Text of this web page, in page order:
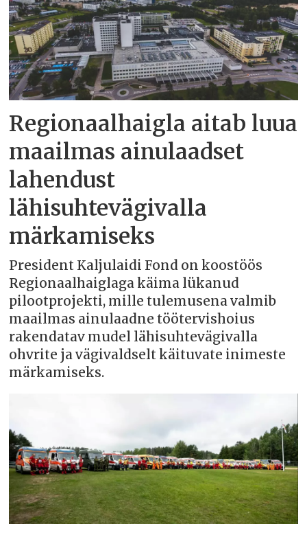
Regionaalhaigla aitab luua
maailmas ainulaadset
lahendust
lähisuhtevägivalla
märkamiseks
President Kaljulaidi Fond on koostöös
Regionaalhaiglaga käima lükanud
pilootprojekti, mille tulemusena valmib
maailmas ainulaadne töötervishoius
rakendatav mudel lähisuhtevägivalla
ohvrite ja vägivaldselt käituvate inimeste
märkamiseks.